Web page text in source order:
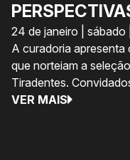
24 de janeiro | sábado
A curadoria
que norteiam a
Tiradentes.
VER MAIS